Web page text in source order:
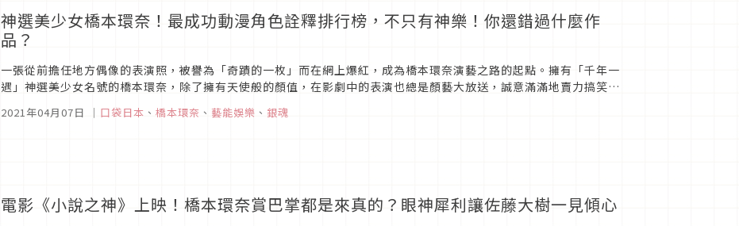
神選美少女橋本環奈！最成功動漫角色詮釋排行榜，不只有神樂！你還錯過什麼作
品？
一張從前擔任地方偶像的表演照，被譽為「奇蹟的一枚」而在網上爆紅，成為橋本環奈演藝之路的起點。擁有「千年一
遇」神選美少女名號的橋本環奈，除了擁有天使般的顏值，在影劇中的表演也總是顏藝大放送，誠意滿滿地賣力搞笑！
2021年04月07日 ｜ 口袋日本 、 橋本環奈 、 藝能娛樂 、 銀魂
電影《小說之神》上映！橋本環奈賞巴掌都是來真的？眼神犀利讓佐藤大樹一見傾心